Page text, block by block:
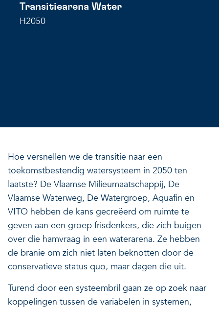
Een gezonde leefomgeving
Veerkrachtige ecosystemen
Veerkrachtige ecosystemen
Een gezonde leefomgeving
Veerkrachtige ecosystemen
Een gezonde leefomgeving
Transitiearena Water
H2050
Hoe versnellen we de transitie naar een
toekomstbestendig watersysteem in 2050 ten
laatste? De Vlaamse Milieumaatschappij, De
Vlaamse Waterweg, De Watergroep, Aquafin en
VITO hebben de kans gecreëerd om ruimte te
geven aan een groep frisdenkers, die zich buigen
over die hamvraag in een waterarena. Ze hebben
de branie om zich niet laten beknotten door de
conservatieve status quo, maar dagen die uit.
Turend door een systeembril gaan ze op zoek naar
koppelingen tussen de variabelen in systemen,